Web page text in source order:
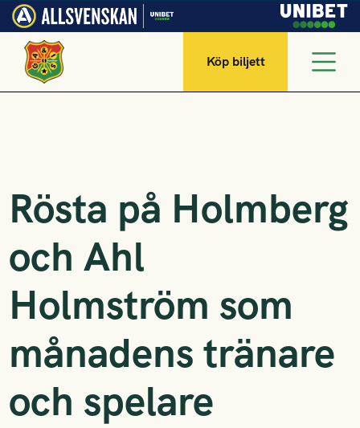
Köp biljett
Rösta på Holmberg
och Ahl
Holmström som
månadens tränare
och spelare